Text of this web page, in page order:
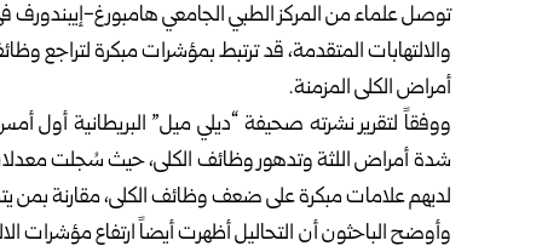
توصل علماء من المركز الطبي الجامعي هامبورغ-إيبندورف
والالتهابات المتقدمة، قد ترتبط بمؤشرات مبكرة لتراجع
أمراض الكلى المزمنة.
شدة أمراض اللثة وتدهور وظائف الكلى، حيث سُجلت
لديهم علامات مبكرة على ضعف وظائف الكلى، مقارنة بمن
وأوضح الباحثون أن التحاليل أظهرت أيضاً ارتفاع مؤشرات